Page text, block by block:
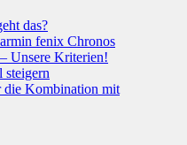
das?
fenix Chronos
Unsere Kriterien!
steigern
die Kombination mit